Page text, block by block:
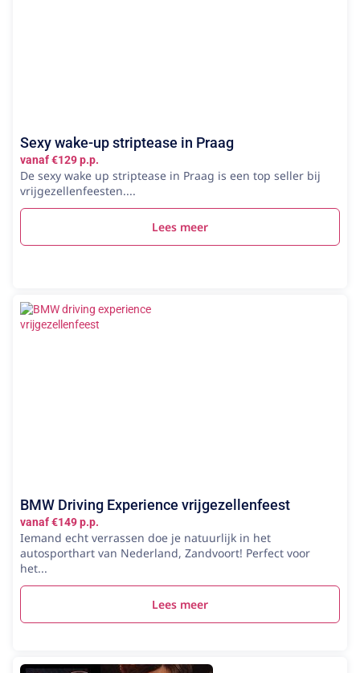
Sexy wake-up striptease in Praag
vanaf €129 p.p.
De sexy wake up striptease in Praag is een top seller bij
vrijgezellenfeesten....
Lees meer
BMW Driving Experience vrijgezellenfeest
vanaf €149 p.p.
Iemand echt verrassen doe je natuurlijk in het
autosporthart van Nederland, Zandvoort! Perfect voor
het...
Lees meer